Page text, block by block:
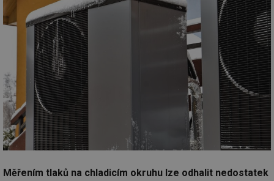
Měřením tlaků na chladicím okruhu lze odhalit nedostatek